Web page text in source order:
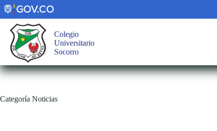
Saltar
al
contenido
Colegio
Universitario
Socorro
Categoría Noticias